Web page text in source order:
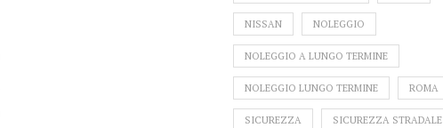
NISSAN NOLEGGIO
NOLEGGIO A LUNGO TERMINE
NOLEGGIO LUNGO TERMINE ROMA
SICUREZZA SICUREZZA STRADALE